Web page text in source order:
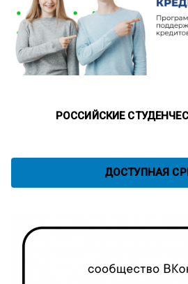
РОССИЙСКИЕ
ДОСТУПНАЯ